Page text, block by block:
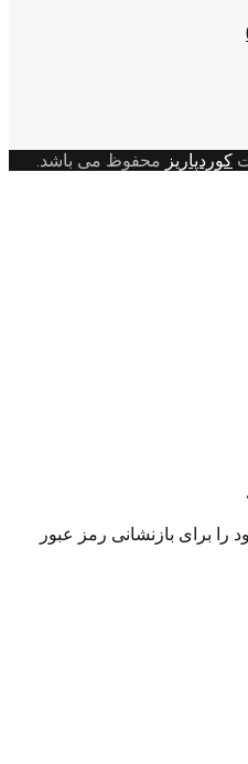
کوردپاریز محفوظ می باشد.
را برای بازنشانی رمز عبور